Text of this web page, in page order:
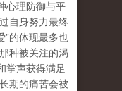
心理防御与平
自身努力最终
”的体现最多也
种被关注的渴
掌声获得满足
期的痛苦会被